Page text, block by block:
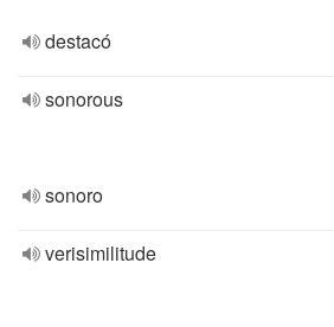
destacó
sonorous
sonoro
verisimilitude